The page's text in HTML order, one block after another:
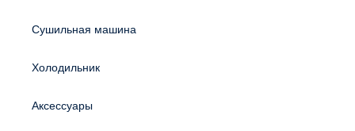
Сушильная машина
Холодильник
Аксессуары